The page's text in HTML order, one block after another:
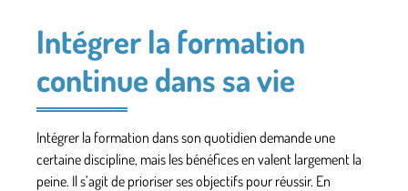
Intégrer la formation
continue dans sa vie
Intégrer la formation dans son quotidien demande une
certaine discipline, mais les bénéfices en valent largement la
peine. Il s’agit de prioriser ses objectifs pour réussir. En